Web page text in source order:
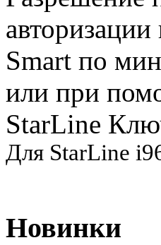
Smart по
или при
StarLine
Для StarLine
Новинки